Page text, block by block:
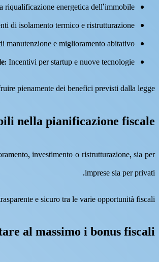
riqualificazione energetica dell’immobile;
di isolamento termico e ristrutturazione;
manutenzione e miglioramento abitativo;
: Incentivi per startup e nuove tecnologie.
pienamente dei benefici previsti dalla legge.
nella pianificazione fiscale
investimento o ristrutturazione, sia per
imprese sia per privati.
e sicuro tra le varie opportunità fiscali.
al massimo i bonus fiscali